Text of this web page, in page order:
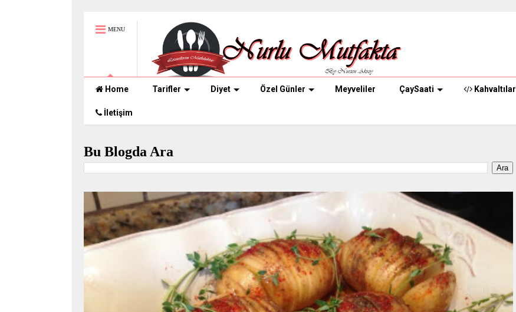
MENU
Home Tarifler Diyet Özel Günler Meyveliler ÇaySaati Kahvaltılar
İletişim
Bu Blogda Ara